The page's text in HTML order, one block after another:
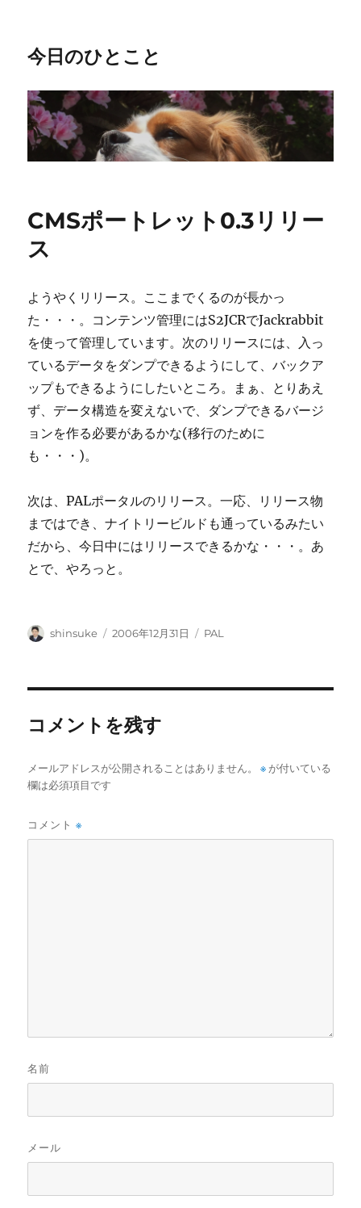
今日のひとこと
CMSポートレット0.3リリー
ス
ようやくリリース。ここまでくるのが長かっ
た・・・。コンテンツ管理にはS2JCRでJackrabbit
を使って管理しています。次のリリースには、入っ
ているデータをダンプできるようにして、バックア
ップもできるようにしたいところ。まぁ、とりあえ
ず、データ構造を変えないで、ダンプできるバージ
ョンを作る必要があるかな(移行のために
も・・・)。
次は、PALポータルのリリース。一応、リリース物
まではでき、ナイトリービルドも通っているみたい
だから、今日中にはリリースできるかな・・・。あ
とで、やろっと。
投
shinsuke
投
2006年12月31日
カ
PAL
コメントを残す
メールアドレスが公開されることはありません。 ※が付いている
欄は必須項目です
コメント※
名前
メール